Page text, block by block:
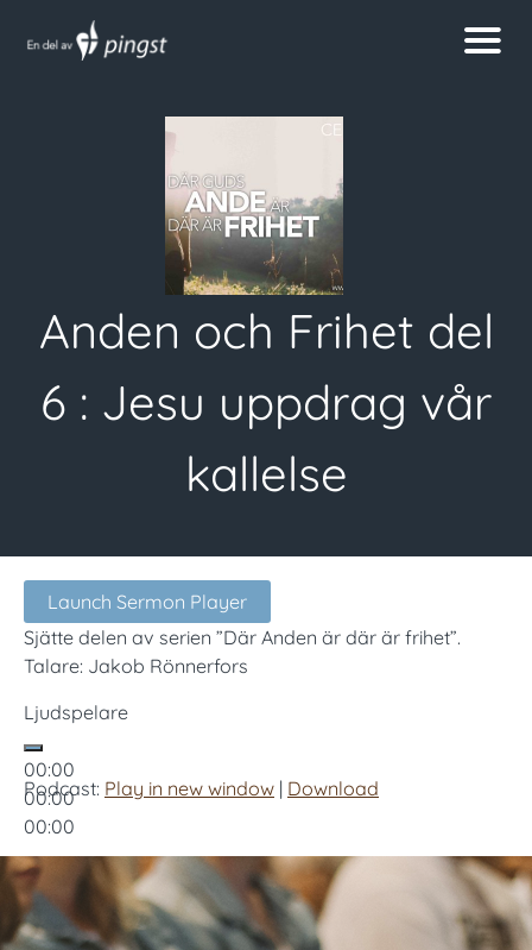
Anden och Frihet del
6 : Jesu uppdrag vår
kallelse
Launch Sermon Player
Sjätte delen av serien ”Där Anden är där är frihet”.
Talare: Jakob Rönnerfors
Ljudspelare
00:00
00:00
00:00
Podcast: Play in new window | Download